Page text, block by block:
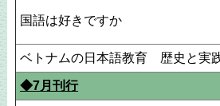
国語は好きですか
ベトナムの日本語教育 歴史と実
◆7月刊行